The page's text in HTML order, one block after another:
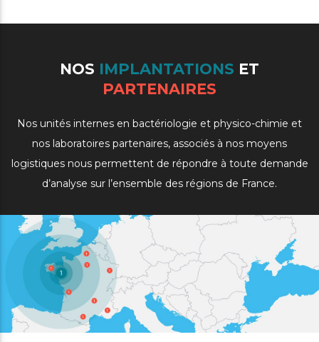
NOS IMPLANTATIONS ET
PARTENAIRES
Nos unités internes en bactériologie et physico-chimie et
nos laboratoires partenaires, associés à nos moyens
logistiques nous permettent de répondre à toute demande
d’analyse sur l’ensemble des régions de France.